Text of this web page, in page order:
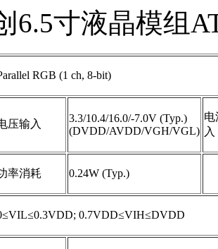
6.5寸液晶模组
RGB (1 ch, 8-bit)
压输入
3.3/10.4/16.0/-7.0V (Typ.)
(DVDD/AVDD/VGH/VGL)
电
入
率消耗 0.24W (Typ.)
0.7VDD≤VIH≤DVDD